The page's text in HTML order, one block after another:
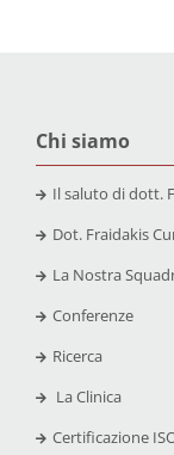
Chi siamo
Il saluto di dott.
Dot. Fraidakis
La Nostra
Conferenze
Ricerca
La Clinica
Certificazione